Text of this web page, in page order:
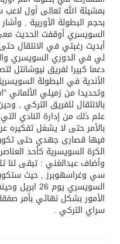
بمشيئة الله تعالى أول
بحجم البطولة الأوربية ,
السويسري أوقفت الحديث
أبديت رغبتي في الانتقال حتى
لي في الدوري السويسري
دعما كبيرا لفريق نيوشانتل
الأندية في البطولة
وتحديدا من زميلي
بالانتقال للفريق التركي ,
علم ذلك من إدارة النادي
بالأمر حتى لا يشغل تفكيره
فيها قصارى جهدي حتى
الكرة السويسرية كأحد
وأضاف عبدالغني : تبقى لنا
سي وغراسهوبرز , حيث ستكون
السويسري
الأمور بشكل نهائي بأمر
سراي التركي .